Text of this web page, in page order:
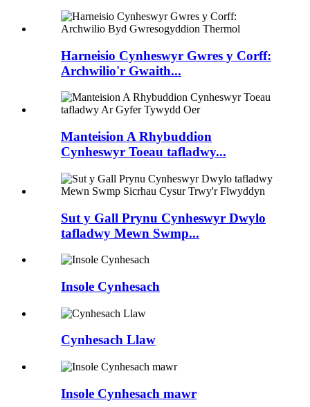
Harneisio Cynheswyr Gwres y Corff:
Archwilio'r Gwaith...
Manteision A Rhybuddion
Cynheswyr Toeau tafladwy...
Sut y Gall Prynu Cynheswyr Dwylo
tafladwy Mewn Swmp...
Insole Cynhesach
Cynhesach Llaw
Insole Cynhesach mawr